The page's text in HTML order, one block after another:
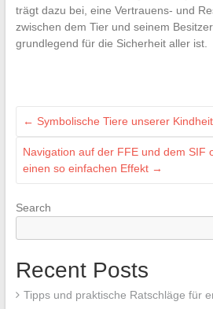
trägt dazu bei, eine Vertrauens- und
zwischen dem Tier und seinem
grundlegend für die Sicherheit aller ist.
← Symbolische Tiere unserer
Navigation auf der FFE und dem SIF
einen so einfachen Effekt →
Search
Recent Posts
Tipps und praktische Ratschläge für